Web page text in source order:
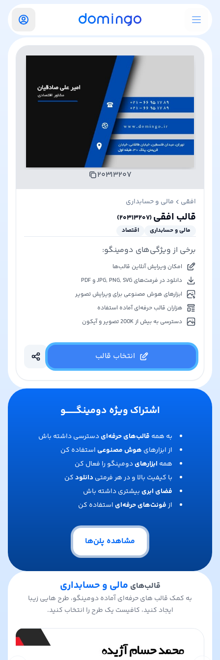
افقی مالی و حسابداری
قالب افقی(۲۰۳۱۳۲۰۷)
مالی و حسابداری اقتصاد
برخی از ویژگی‌های دومینگو:
امکان ویرایش آنلاین قالب‌ها
دانلود در فرمت‌های JPG, PNG, SVG و PDF
ابزارهای هوش مصنوعی برای ویرایش تصویر
هزاران قالب حرفه‌ای آماده استفاده
دسترسی به بیش از 200K تصویر و آیکون
انتخاب قالب
۲۰۳۱۳۲۰۷
اشتراک ویژه دومینگـــــــو
به همه قالب‌های حرفه‌ایدسترسی داشته باش
از ابزارهای هوش مصنوعی استفاده کن
همه ابزارهایدومینگو را فعال کن
با کیفیت بالا و در هر فرمتی دانلودکن
فضای ابری بیشتری داشته باش
ازفونت‌های حرفه‌ای استفاده کن
مشاهده پلن‌ها
قالب‌های مالی و حسابداری
به کمک قالب های حرفه‌ای آماده دومینگو، طرح هایی زیبا
ایجاد کنید، کافیست یک طرح را انتخاب کنید.